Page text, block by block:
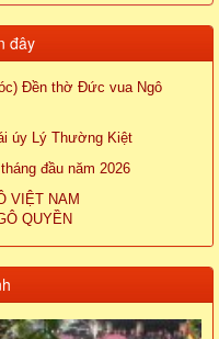
đây
Đền thờ Đức vua Ngô
úy Lý Thường Kiệt
đầu năm 2026
VIỆT NAM
QUYỀN